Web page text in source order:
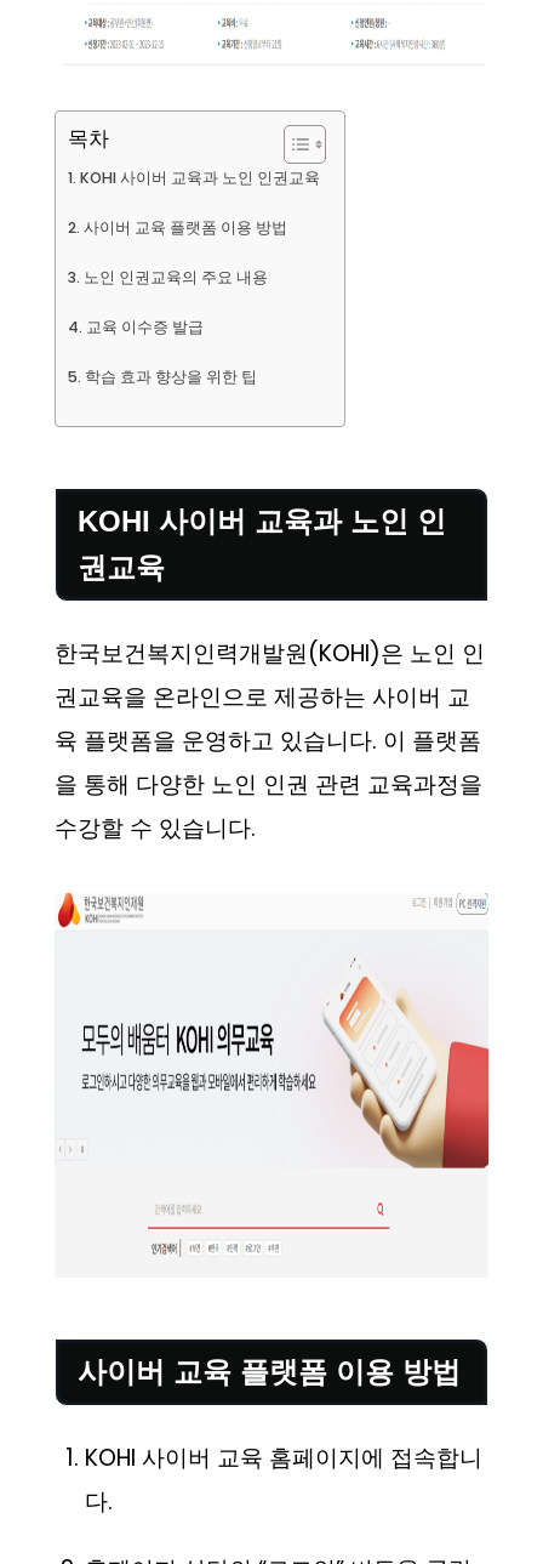
목차
KOHI 사이버 교육과 노인 인권교육
사이버 교육 플랫폼 이용 방법
노인 인권교육의 주요 내용
교육 이수증 발급
학습 효과 향상을 위한 팁
KOHI 사이버 교육과 노인 인
권교육
한국보건복지인력개발원(KOHI)은 노인 인
권교육을 온라인으로 제공하는 사이버 교
육 플랫폼을 운영하고 있습니다. 이 플랫폼
을 통해 다양한 노인 인권 관련 교육과정을
수강할 수 있습니다.
사이버 교육 플랫폼 이용 방법
KOHI 사이버 교육 홈페이지에 접속합니
다.